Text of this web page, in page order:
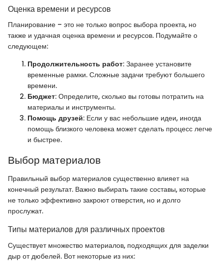
Оценка времени и ресурсов
Планирование – это не только вопрос выбора проекта, но
также и удачная оценка времени и ресурсов. Подумайте о
следующем:
Продолжительность работ: Заранее установите
временные рамки. Сложные задачи требуют большего
времени.
Бюджет: Определите, сколько вы готовы потратить на
материалы и инструменты.
Помощь друзей: Если у вас небольшие идеи, иногда
помощь близкого человека может сделать процесс легче
и быстрее.
Выбор материалов
Правильный выбор материалов существенно влияет на
конечный результат. Важно выбирать такие составы, которые
не только эффективно закроют отверстия, но и долго
прослужат.
Типы материалов для различных проектов
Существует множество материалов, подходящих для заделки
дыр от дюбелей. Вот некоторые из них: